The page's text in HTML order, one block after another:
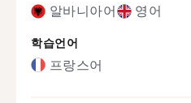
알바니아어 영어
학습언어
프랑스어